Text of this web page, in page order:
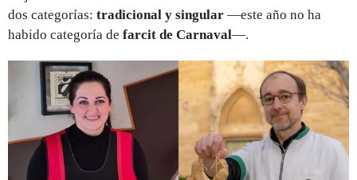
dos categorías: tradicional y singular —este año no ha
habido categoría de farcit de Carnaval—.